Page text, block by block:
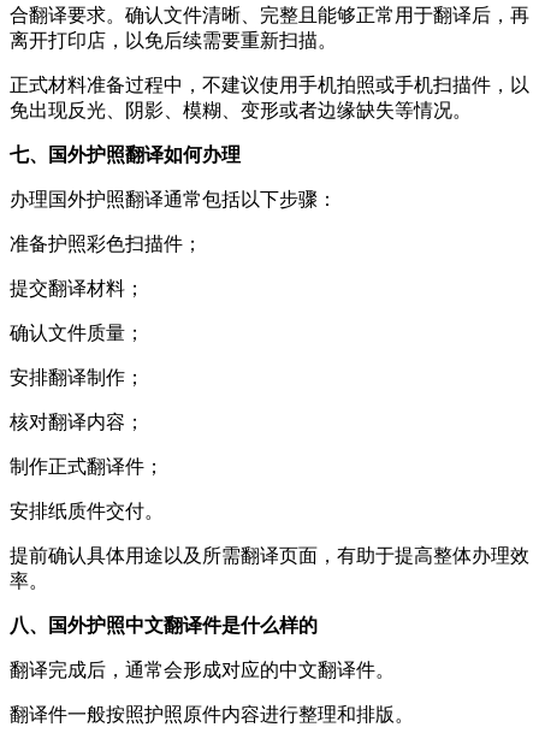
合翻译要求。确认文件清晰、完整且能够正常用于翻译后，再
离开打印店，以免后续需要重新扫描。
正式材料准备过程中，不建议使用手机拍照或手机扫描件，以
免出现反光、阴影、模糊、变形或者边缘缺失等情况。
七、国外护照翻译如何办理
办理国外护照翻译通常包括以下步骤：
准备护照彩色扫描件；
提交翻译材料；
确认文件质量；
安排翻译制作；
核对翻译内容；
制作正式翻译件；
安排纸质件交付。
提前确认具体用途以及所需翻译页面，有助于提高整体办理效
率。
八、国外护照中文翻译件是什么样的
翻译完成后，通常会形成对应的中文翻译件。
翻译件一般按照护照原件内容进行整理和排版。